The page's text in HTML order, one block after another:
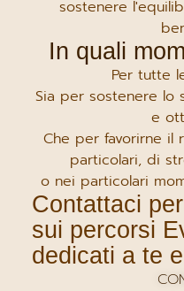
sostenere
In quali
Per tutte
Sia per sostenere lo
e
Che per favorirne il
particolari, di
o nei particolari
Contattaci
sui percorsi
dedicati a te